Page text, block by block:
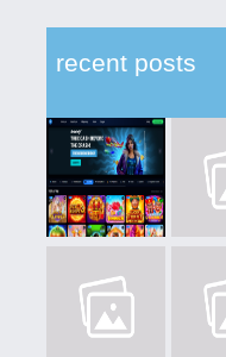
recent posts